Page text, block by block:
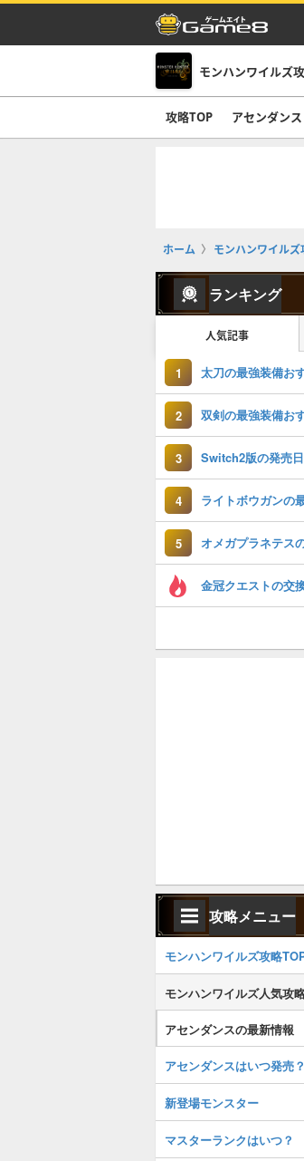
モンハンワイルズ
攻略TOP アセンダンス
ホーム モンハンワイル
ランキング
人気記事
1 太刀の最強装備お
2 双剣の最強装備お
3 Switch2版の発売
4 ライトボウガンの
5 オメガプラネテス
金冠クエストの交
攻略メニュー
モンハンワイルズ攻略
モンハンワイルズ人気攻
アセンダンスの最新情報
アセンダンスはいつ発売？
新登場モンスター
マスターランクはいつ？